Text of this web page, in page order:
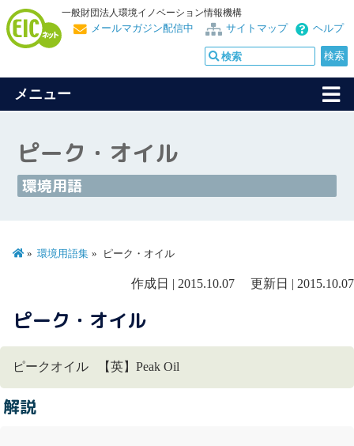
一般財団法人環境イノベーション情報機構
ヘルプ
サイトマップ
メールマガジン配信中
メニュー
ピーク・オイル
環境用語
環境用語集 ピーク・オイル
作成日 | 2015.10.07 更新日 | 2015.10.07
ピーク・オイル
ピークオイル 【英】Peak Oil
解説